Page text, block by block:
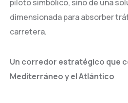
piloto simbólico, sino de una
dimensionada para absorber
carretera.
Un corredor estratégico que
Mediterráneo y el Atlántico